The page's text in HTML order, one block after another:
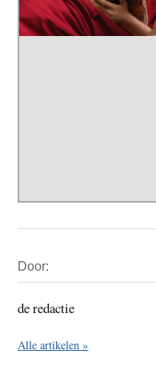
Sidebar
Door:
de redactie
Alle artikelen »